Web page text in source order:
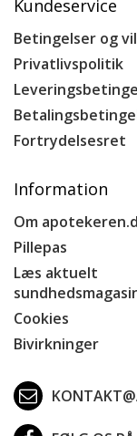
Kundeservice
Betingelser og
Privatlivspolitik
Fortrydelsesret
Information
Om
Pillepas
Læs aktuelt
Cookies
Bivirkninger